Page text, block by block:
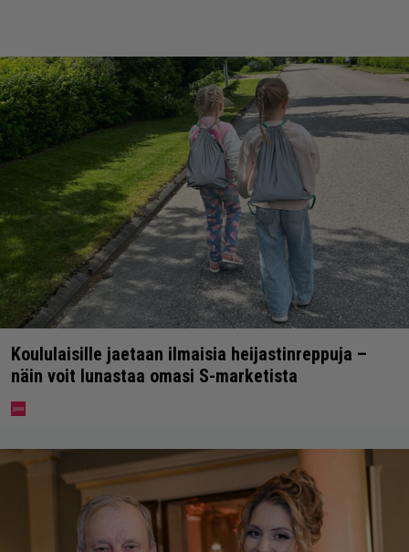
Koululaisille jaetaan ilmaisia heijastinreppuja –
näin voit lunastaa omasi S-marketista